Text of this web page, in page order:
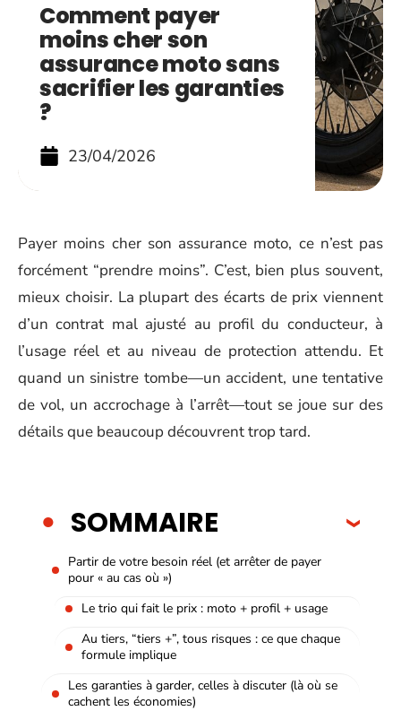
Comment payer
moins cher son
assurance moto sans
sacrifier les garanties
?
23/04/2026
Payer moins cher son assurance moto, ce n’est pas
forcément “prendre moins”. C’est, bien plus souvent,
mieux choisir. La plupart des écarts de prix viennent
d’un contrat mal ajusté au profil du conducteur, à
l’usage réel et au niveau de protection attendu. Et
quand un sinistre tombe—un accident, une tentative
de vol, un accrochage à l’arrêt—tout se joue sur des
détails que beaucoup découvrent trop tard.
SOMMAIRE
Partir de votre besoin réel (et arrêter de payer
pour « au cas où »)
Le trio qui fait le prix : moto + profil + usage
Au tiers, “tiers +”, tous risques : ce que chaque
formule implique
Les garanties à garder, celles à discuter (là où se
cachent les économies)